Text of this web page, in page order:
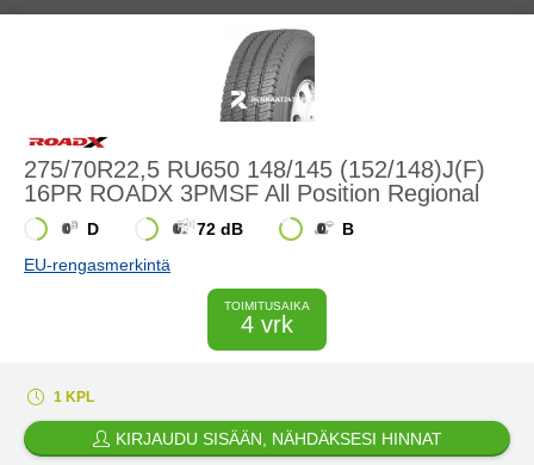
275/70R22,5 RU650 148/145 (152/148)J(F)
16PR ROADX 3PMSF All Position Regional
D 72 dB
B
EU-rengasmerkintä
TOIMITUSAIKA
4 vrk
1 KPL
KIRJAUDU SISÄÄN, NÄHDÄKSESI HINNAT